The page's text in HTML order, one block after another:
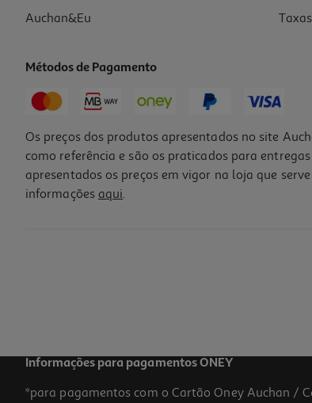
Auchan&Eu
Métodos de Pagamento
Os preços dos produtos apresentados no site
como referência e são os praticados para
apresentados os preços em vigor na loja que
informações aqui.
Informações para pagamentos ONEY
*para pagamentos com o Cartão Oney Auchan /